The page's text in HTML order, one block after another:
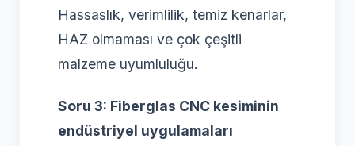
Hassaslık, verimlilik, temiz kenarlar,
HAZ olmaması ve çok çeşitli
malzeme uyumluluğu.
Soru 3: Fiberglas CNC kesiminin
endüstriyel uygulamaları